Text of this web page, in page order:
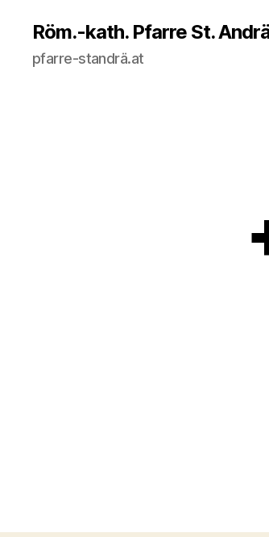
Röm.-kath. Pfarre St.
pfarre-standrä.at